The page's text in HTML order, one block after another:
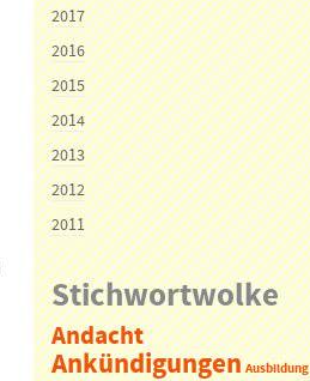
2017
2016
2015
2014
2013
2012
2011
Stichwortwolke
Andacht
Ankündigungen Ausbildung